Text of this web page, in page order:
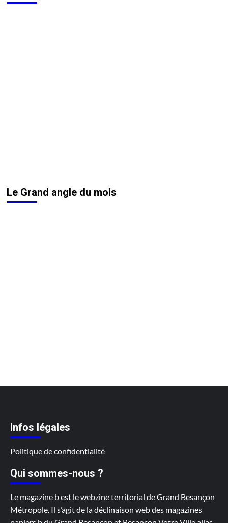
Le Grand angle du mois
Infos légales
Politique de confidentialité
Qui sommes-nous ?
Le magazine b est le webzine territorial de Grand Besançon
Métropole. Il s’agit de la déclinaison web des magazines